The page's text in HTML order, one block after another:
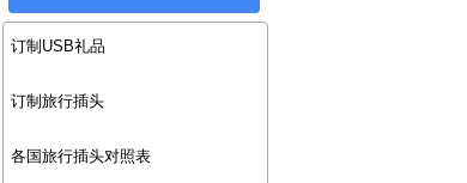
订制USB礼品
订制旅行插头
各国旅行插头对照表